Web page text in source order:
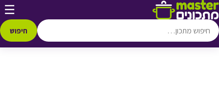
דלג לתוכן ☰
חיפוש
♥ הוספה